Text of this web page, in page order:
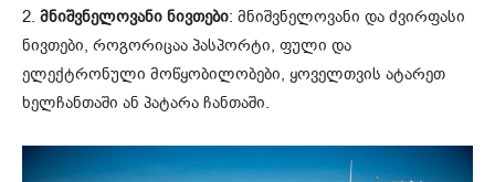
2. მნიშვნელოვანი ნივთები: მნიშვნელოვანი და ძვირფასი
ნივთები, როგორიცაა პასპორტი, ფული და
ელექტრონული მოწყობილობები, ყოველთვის ატარეთ
ხელჩანთაში ან პატარა ჩანთაში.